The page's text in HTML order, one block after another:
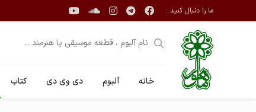
ما را دنبال کنید :
خانه آلبوم دی وی دی کتاب